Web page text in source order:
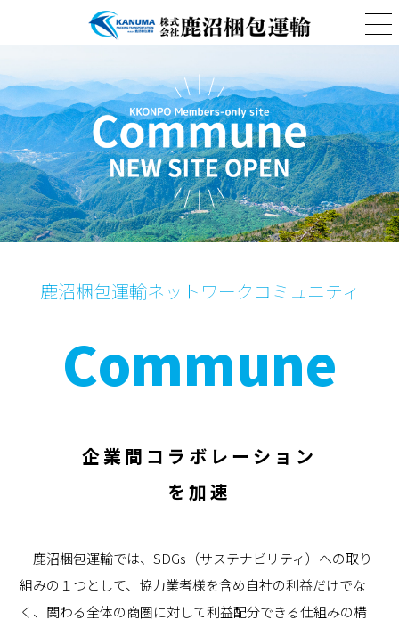
鹿沼梱包運輸ネットワークコミュニティ
Commune
企業間コラボレーション
を加速
鹿沼梱包運輸では、SDGs（サステナビリティ）への取り
組みの１つとして、協力業者様を含め自社の利益だけでな
く、関わる全体の商圏に対して利益配分できる仕組みの構